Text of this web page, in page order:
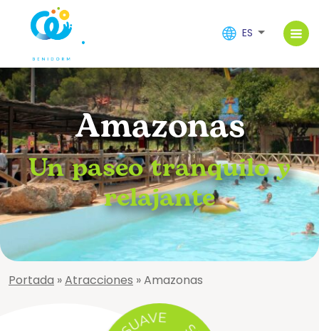
ES
Amazonas
Un paseo tranquilo y
relajante
Portada »Atracciones »Amazonas